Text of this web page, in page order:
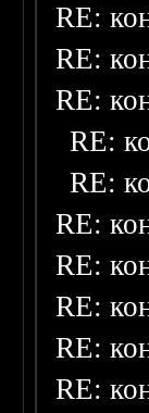
RE:
RE:
RE:
RE:
RE:
RE:
RE:
RE:
RE:
RE: